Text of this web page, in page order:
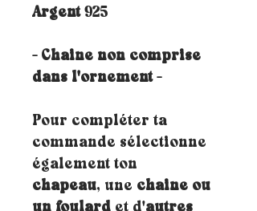
Argent925
- Chaine non comprise
dans l'ornement -
Pour compléter ta
commande sélectionne
également ton
chapeau, une chaine ou
un foulard et d'autres